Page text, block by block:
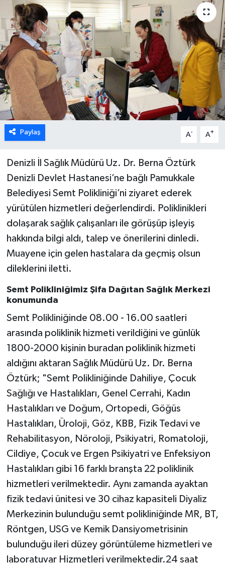
Paylaş A- A+
Denizli İl Sağlık Müdürü Uz. Dr. Berna Öztürk
Denizli Devlet Hastanesi’ne bağlı Pamukkale
Belediyesi Semt Polikliniği’ni ziyaret ederek
yürütülen hizmetleri değerlendirdi. Poliklinikleri
dolaşarak sağlık çalışanları ile görüşüp işleyiş
hakkında bilgi aldı, talep ve önerilerini dinledi.
Muayene için gelen hastalara da geçmiş olsun
dileklerini iletti.
Semt Polikliniğimiz Şifa Dağıtan Sağlık Merkezi
konumunda
Semt Polikliniğinde 08.00 - 16.00 saatleri
arasında poliklinik hizmeti verildiğini ve günlük
1800-2000 kişinin buradan poliklinik hizmeti
aldığını aktaran Sağlık Müdürü Uz. Dr. Berna
Öztürk; "Semt Polikliniğinde Dahiliye, Çocuk
Sağlığı ve Hastalıkları, Genel Cerrahi, Kadın
Hastalıkları ve Doğum, Ortopedi, Göğüs
Hastalıkları, Üroloji, Göz, KBB, Fizik Tedavi ve
Rehabilitasyon, Nöroloji, Psikiyatri, Romatoloji,
Cildiye, Çocuk ve Ergen Psikiyatri ve Enfeksiyon
Hastalıkları gibi 16 farklı branşta 22 poliklinik
hizmetleri verilmektedir. Aynı zamanda ayaktan
fizik tedavi ünitesi ve 30 cihaz kapasiteli Diyaliz
Merkezinin bulunduğu semt polikliniğinde MR, BT,
Röntgen, USG ve Kemik Dansiyometrisinin
bulunduğu ileri düzey görüntüleme hizmetleri ve
laboratuvar Hizmetleri verilmektedir.24 saat
RESMİ REKLAM